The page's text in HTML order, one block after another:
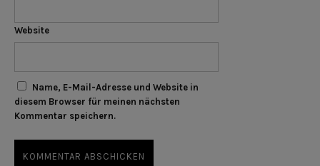
Website
Name, E-Mail-Adresse und Website in
diesem Browser für meinen nächsten
Kommentar speichern.